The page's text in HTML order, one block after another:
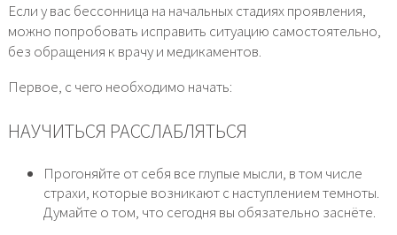
Если у вас бессонница на начальных стадиях проявления,
можно попробовать исправить ситуацию самостоятельно,
без обращения к врачу и медикаментов.
Первое, с чего необходимо начать:
НАУЧИТЬСЯ РАССЛАБЛЯТЬСЯ
Прогоняйте от себя все глупые мысли, в том числе
страхи, которые возникают с наступлением темноты.
Думайте о том, что сегодня вы обязательно заснёте.